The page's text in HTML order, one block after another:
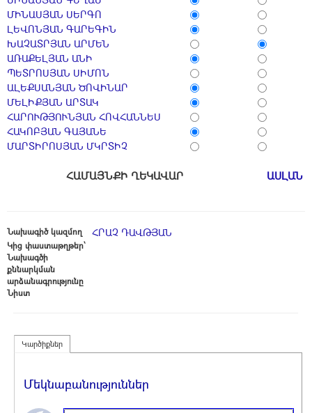
ՄԻՆԱՍՅԱՆ ՍԵՐԳՈ
ԼԵՎՈՆՅԱՆ ԳԱՐԵԳԻՆ
ԽԱՉԱՏՐՅԱՆ ԱՐՄԵՆ
ԱՌԱՔԵԼՅԱՆ ԱՆԻ
ՊԵՏՐՈՍՅԱՆ ՍԻՄՈՆ
ԱԼԵՔՍԱՆՅԱՆ ԾՈՎԻՆԱՐ
ՄԵԼԻՔՅԱՆ ԱՐՏԱԿ
ՀԱՐՈՒԹՅՈՒՆՅԱՆ ՀՈՎՀԱՆՆԵՍ
ՀԱԿՈԲՅԱՆ ԳԱՅԱՆԵ
ՄԱՐՏԻՐՈՍՅԱՆ ՄԿՐՏԻՉ
ՀԱՄԱՅՆՔԻ ՂԵԿԱՎԱՐ ԱՍԼԱՆ
Նախագիծ կազմող ՀՐԱՉ ԴԱՎԹՅԱՆ
Կից փաստաթղթեր՝
Նախագծի
քննարկման
արձանագրությունը
Նիստ
Կարծիքներ
Մեկնաբանություններ